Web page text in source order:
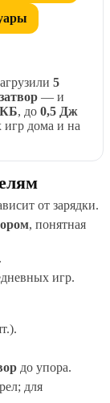
5
затвор — и
, до 0,5 Дж
игр дома и на
от зарядки.
, понятная
.
игр.
до упора.
для